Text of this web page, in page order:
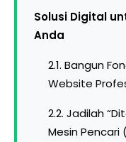
Solusi Digital
Anda
2.1. Bangun
Website
2.2. Jadilah
Mesin Pencari